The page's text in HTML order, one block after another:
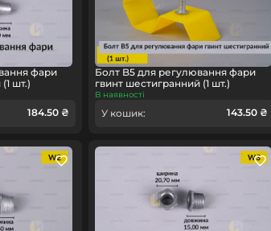
фари
шт.)
184.50 ₴
Болт B5 для регулювання фари
гвинт шестигранний (1 шт.)
В наявності
У кошик: 143.50 ₴